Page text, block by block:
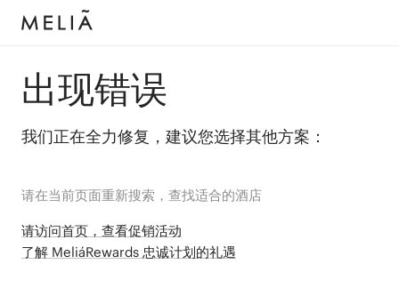
出现错误
我们正在全力修复，建议您选择其他方案：
请在当前页面重新搜索，查找适合的酒店
请访问首页，查看促销活动
了解 MeliáRewards 忠诚计划的礼遇